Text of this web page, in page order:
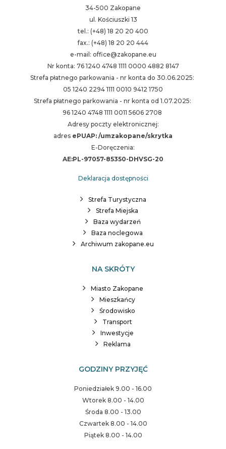
34-500 Zakopane
ul. Kościuszki 13
tel.: (+48) 18 20 20 400
fax.: (+48) 18 20 20 444
e-mail: office@zakopane.eu
Nr konta: 76 1240 4748 1111 0000 4882 8147
Strefa płatnego parkowania - nr konta do 30.06.2025:
05 1240 2294 1111 0010 9412 1750
Strefa płatnego parkowania - nr konta od 1.07.2025:
96 1240 4748 1111 0011 5606 2708
Adresy poczty elektronicznej:
adres ePUAP: /umzakopane/skrytka
E-Doręczenia:
AE:PL-97057-85350-DHVSG-20
Deklaracja dostępności
Strefa Turystyczna
Strefa Miejska
Baza wydarzeń
Baza noclegowa
Archiwum zakopane.eu
NA SKRÓTY
Miasto Zakopane
Mieszkańcy
Środowisko
Transport
Inwestycje
Reklama
GODZINY PRZYJĘĆ
Poniedziałek 9.00 - 16.00
Wtorek 8.00 - 14.00
Środa 8.00 - 13.00
Czwartek 8.00 - 14.00
Piątek 8.00 - 14.00